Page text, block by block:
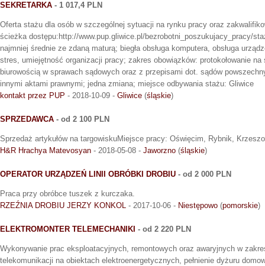
SEKRETARKA - 1 017,4 PLN
Oferta stażu dla osób w szczególnej sytuacji na rynku pracy oraz
ścieżka dostępu:http://www.pup.gliwice.pl/bezrobotni_poszukujacy_pracy/
najmniej średnie ze zdaną maturą; biegła obsługa komputera, obsługa
stres, umiejętność organizacji pracy; zakres obowiązków: protokołowanie
biurowością w sprawach sądowych oraz z przepisami dot. sądów
innymi aktami prawnymi; jedna zmiana; miejsce odbywania stażu: Gliwice
kontakt przez PUP - 2018-10-09 - Gliwice (śląskie)
SPRZEDAWCA - od 2 100 PLN
Sprzedaż artykułów na targowiskuMiejsce pracy: Oświęcim, Rybnik,
H&R Hrachya Matevosyan - 2018-05-08 - Jaworzno (śląskie)
OPERATOR URZĄDZEŃ LINII OBRÓBKI DROBIU - od 2 000 PLN
Praca przy obróbce tuszek z kurczaka.
RZEŹNIA DROBIU JERZY KONKOL - 2017-10-06 - Niestępowo (pomorskie)
ELEKTROMONTER TELEMECHANIKI - od 2 220 PLN
Wykonywanie prac eksploatacyjnych, remontowych oraz awaryjnych w
telekomunikacji na obiektach elektroenergetycznych, pełnienie dyżuru